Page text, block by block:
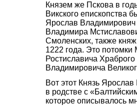
Князем же Пскова в
Викского епископства
Ярослав Владимирович
Владимира
Смоленских, также
1222 года. Это потомки
Ростиславича
Владимировича
Вот этот Князь
в родстве с
которое описывалось